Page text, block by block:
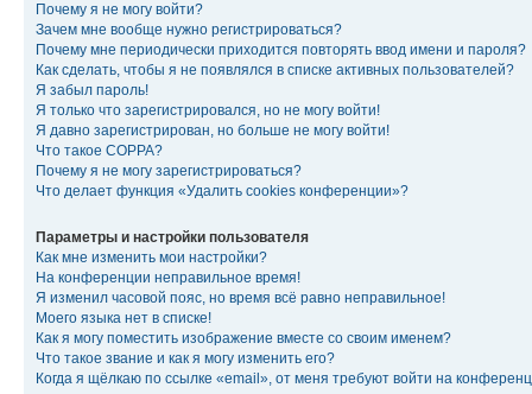
Почему я не могу войти?
Зачем мне вообще нужно регистрироваться?
Почему мне периодически приходится повторять ввод имени и пароля?
Как сделать, чтобы я не появлялся в списке активных пользователей?
Я забыл пароль!
Я только что зарегистрировался, но не могу войти!
Я давно зарегистрирован, но больше не могу войти!
Что такое COPPA?
Почему я не могу зарегистрироваться?
Что делает функция «Удалить cookies конференции»?
Параметры и настройки пользователя
Как мне изменить мои настройки?
На конференции неправильное время!
Я изменил часовой пояс, но время всё равно неправильное!
Моего языка нет в списке!
Как я могу поместить изображение вместе со своим именем?
Что такое звание и как я могу изменить его?
Когда я щёлкаю по ссылке «email», от меня требуют войти на